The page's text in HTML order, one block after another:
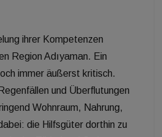
ihrer Kompetenzen
Region Adıyaman. Ein
immer äußerst kritisch.
und Überflutungen
Wohnraum, Nahrung,
die Hilfsgüter dorthin zu